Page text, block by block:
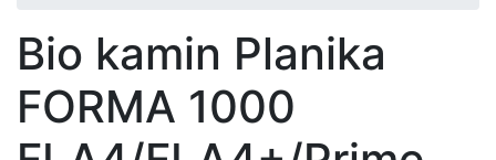
Bio kamin Planika
FORMA 1000